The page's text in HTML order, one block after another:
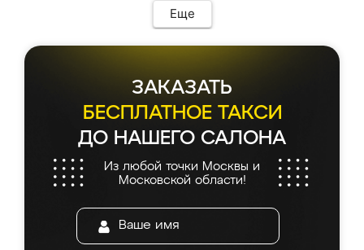
мебель сразу встала на свое место без
каких-либо доработок. Качеством осталась
довольна, все выглядит так, как и ожидала.
Еще
ЗАКАЗАТЬ
БЕСПЛАТНОЕ ТАКСИ
ДО НАШЕГО САЛОНА
Из любой точки Москвы и
Московской области!